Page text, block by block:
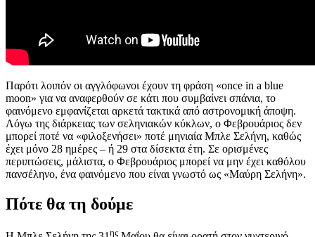
Παρότι λοιπόν οι αγγλόφωνοι έχουν τη φράση «once in a blue
moon» για να αναφερθούν σε κάτι που συμβαίνει σπάνια, το
φαινόμενο εμφανίζεται αρκετά τακτικά από αστρονομική άποψη.
Λόγω της διάρκειας των σεληνιακών κύκλων, ο Φεβρουάριος δεν
μπορεί ποτέ να «φιλοξενήσει» ποτέ μηνιαία Μπλε Σελήνη, καθώς
έχει μόνο 28 ημέρες – ή 29 στα δίσεκτα έτη. Σε ορισμένες
περιπτώσεις, μάλιστα, ο Φεβρουάριος μπορεί να μην έχει καθόλου
πανσέληνο, ένα φαινόμενο που είναι γνωστό ως «Μαύρη Σελήνη».
Πότε θα τη δούμε
ης